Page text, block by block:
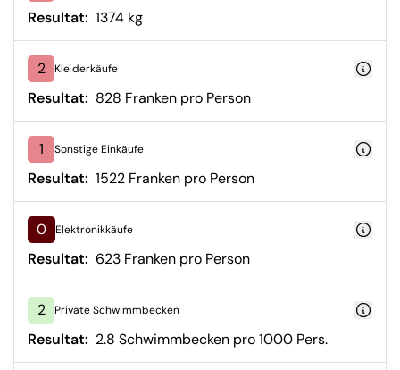
Resultat: 1374 kg
2 Kleiderkäufe
Resultat: 828 Franken pro Person
1 Sonstige Einkäufe
Resultat: 1522 Franken pro Person
0 Elektronikkäufe
Resultat: 623 Franken pro Person
2 Private Schwimmbecken
Resultat: 2.8 Schwimmbecken pro 1000 Pers.